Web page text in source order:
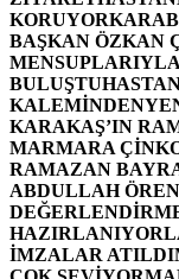
KORUYOR
BAŞKAN ÖZKAN
BULUŞTU
KALEMİNDEN
KARAKAŞ’IN
MARMARA
RAMAZAN
ABDULLAH
İMZALAR ATILDI